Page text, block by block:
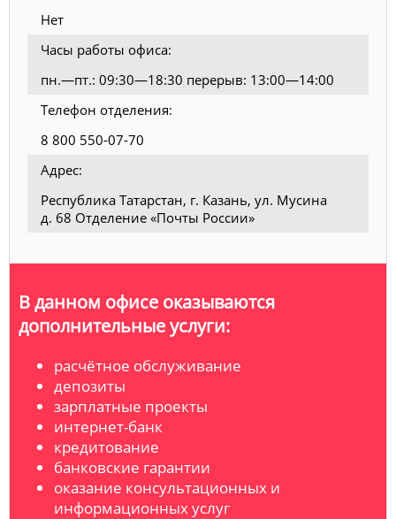
Нет
Часы работы офиса:
пн.—пт.: 09:30—18:30 перерыв: 13:00—14:00
Телефон отделения:
8 800 550-07-70
Адрес:
Республика Татарстан, г. Казань, ул. Мусина
д. 68 Отделение «Почты России»
В данном офисе оказываются
дополнительные услуги:
расчётное обслуживание
депозиты
зарплатные проекты
интернет-банк
кредитование
банковские гарантии
оказание консультационных и
информационных услуг